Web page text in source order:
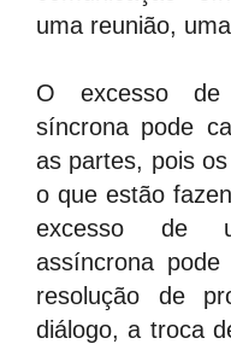
uma reunião,
O excesso de
síncrona pode
as partes, pois
o que estão
excesso de
assíncrona
resolução de
diálogo, a troca